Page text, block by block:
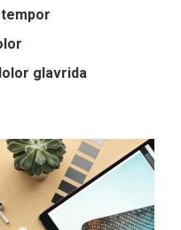
glavrida